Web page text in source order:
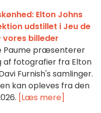
Elton Johns
udstillet i Jeu de
vores billeder
Paume præsenterer
af fotografier fra Elton
Furnish's samlinger.
kan opleves fra den
[Læs mere]